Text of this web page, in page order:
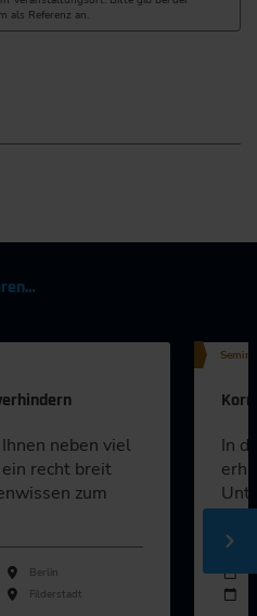
als Referenz an.
neben viel
recht breit
zum
Berlin
Filderstadt
In